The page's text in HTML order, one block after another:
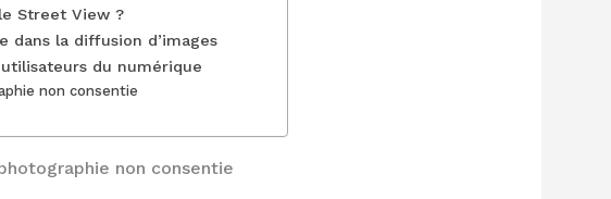
Street View ?
dans la diffusion d’images
du numérique
non consentie
non consentie